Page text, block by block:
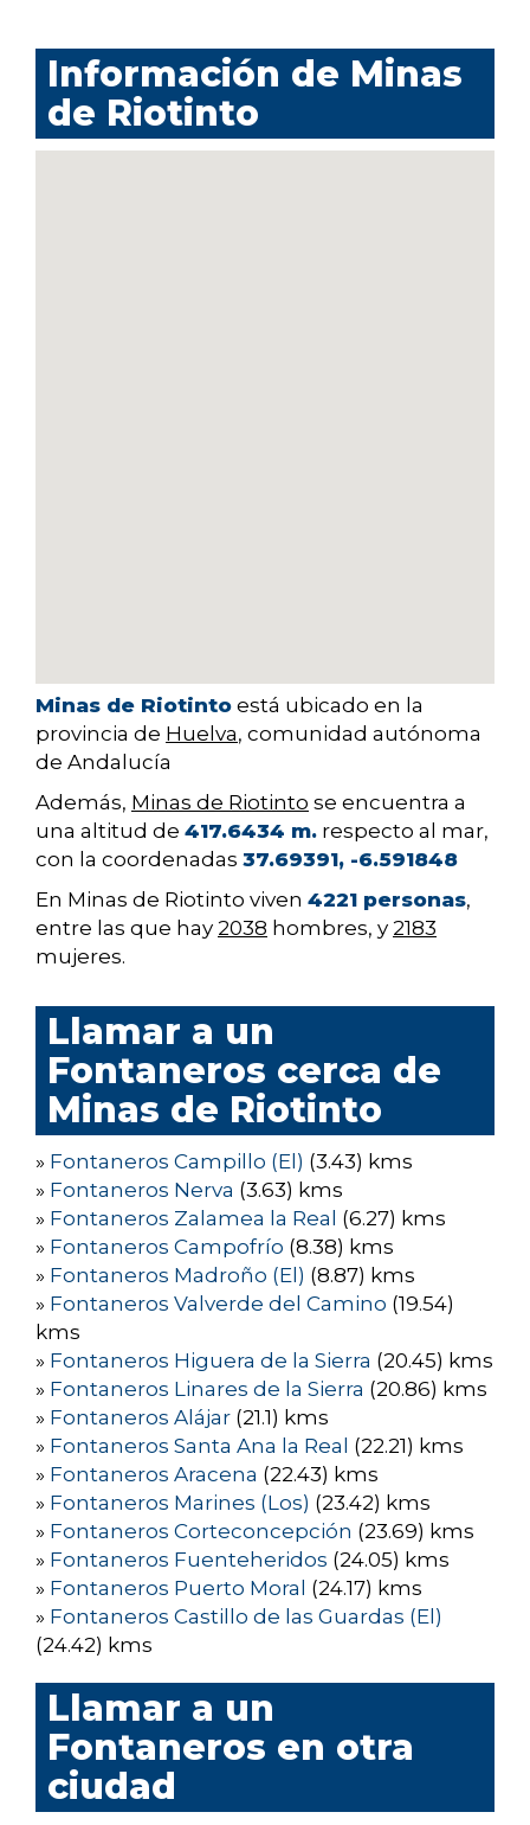
Información de Minas
de Riotinto
Minas de Riotinto está ubicado en la
provincia de Huelva, comunidad autónoma
de Andalucía
Además, Minas de Riotinto se encuentra a
una altitud de 417.6434 m. respecto al mar,
con la coordenadas 37.69391, -6.591848
En Minas de Riotinto viven 4221 personas,
entre las que hay 2038 hombres, y 2183
mujeres.
Llamar a un
Fontaneros cerca de
Minas de Riotinto
» Fontaneros Campillo (El) (3.43) kms
» Fontaneros Nerva (3.63) kms
» Fontaneros Zalamea la Real (6.27) kms
» Fontaneros Campofrío (8.38) kms
» Fontaneros Madroño (El) (8.87) kms
» Fontaneros Valverde del Camino (19.54)
kms
» Fontaneros Higuera de la Sierra (20.45) kms
» Fontaneros Linares de la Sierra (20.86) kms
» Fontaneros Alájar (21.1) kms
» Fontaneros Santa Ana la Real (22.21) kms
» Fontaneros Aracena (22.43) kms
» Fontaneros Marines (Los) (23.42) kms
» Fontaneros Corteconcepción (23.69) kms
» Fontaneros Fuenteheridos (24.05) kms
» Fontaneros Puerto Moral (24.17) kms
» Fontaneros Castillo de las Guardas (El)
(24.42) kms
Llamar a un
Fontaneros en otra
ciudad